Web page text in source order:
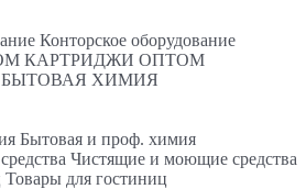
Конторское оборудование
КАРТРИДЖИ ОПТОМ
БЫТОВАЯ ХИМИЯ
Бытовая и проф. химия
Чистящие и моющие средства
Товары для гостиниц